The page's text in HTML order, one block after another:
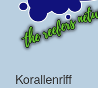
Korallenriff